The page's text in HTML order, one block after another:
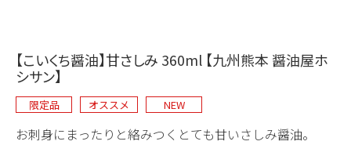
【こいくち醤油】甘さしみ 360ml 【九州熊本 醤油屋ホ
シサン】
限定品 オススメ NEW
お刺身にまったりと絡みつくとても甘いさしみ醤油。